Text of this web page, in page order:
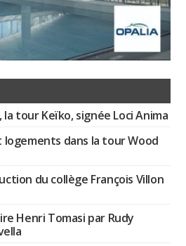
tour Keïko, signée Loci Anima
logements dans la tour Wood
du collège François Villon
Henri Tomasi par Rudy